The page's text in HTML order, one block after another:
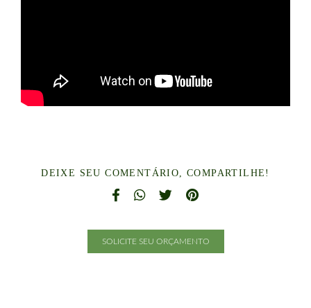
DEIXE SEU COMENTÁRIO, COMPARTILHE!
SOLICITE SEU ORÇAMENTO